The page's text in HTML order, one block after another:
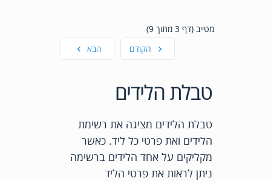
מטייב (דף 3 מתוך 9)
הקודם
הבא
טבלת הלידים
טבלת הלידים מציגה את רשימת
הלידים ואת פרטי כל ליד. כאשר
מקליקים על אחד הלידים ברשימה
ניתן לראות את פרטי הליד